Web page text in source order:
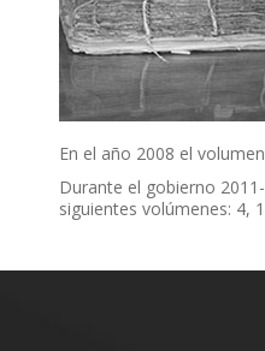
En el año 2008 el
Durante el gobierno
siguientes volúmenes: 4,